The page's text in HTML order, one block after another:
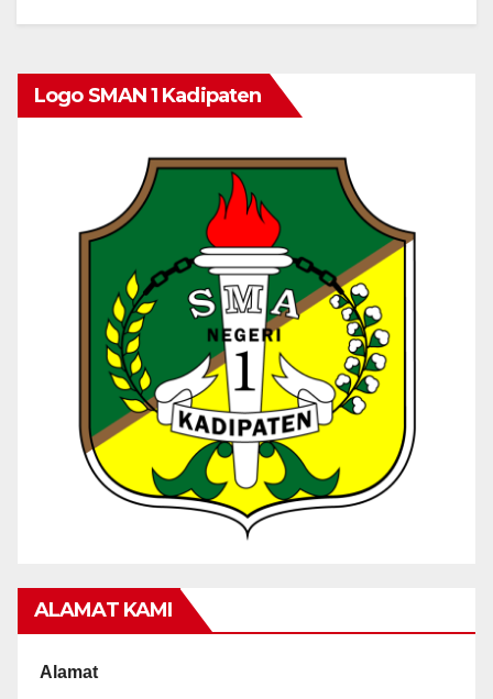
Logo SMAN 1 Kadipaten
ALAMAT KAMI
Alamat